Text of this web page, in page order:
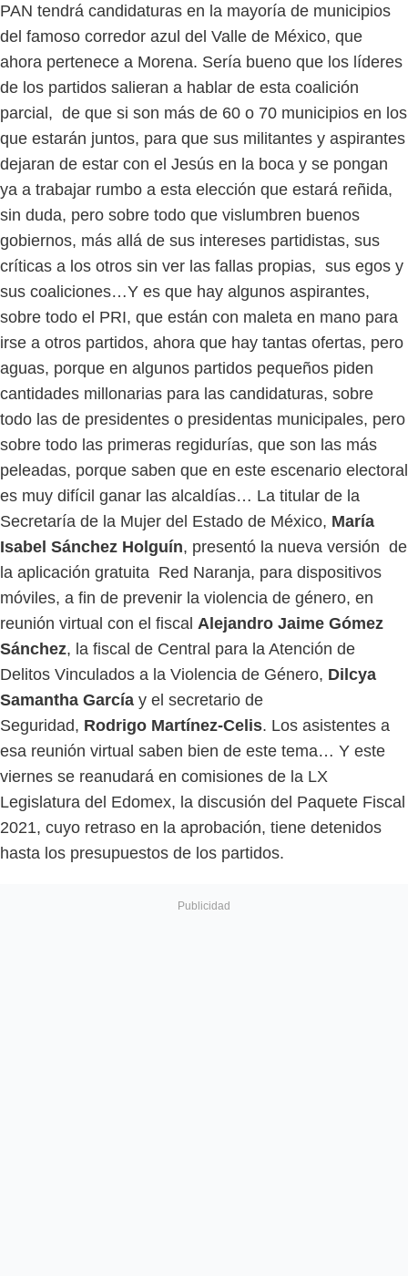
PAN tendrá candidaturas en la mayoría de municipios
del famoso corredor azul del Valle de México, que
ahora pertenece a Morena. Sería bueno que los líderes
de los partidos salieran a hablar de esta coalición
parcial, de que si son más de 60 o 70 municipios en los
que estarán juntos, para que sus militantes y aspirantes
dejaran de estar con el Jesús en la boca y se pongan
ya a trabajar rumbo a esta elección que estará reñida,
sin duda, pero sobre todo que vislumbren buenos
gobiernos, más allá de sus intereses partidistas, sus
críticas a los otros sin ver las fallas propias, sus egos y
sus coaliciones…Y es que hay algunos aspirantes,
sobre todo el PRI, que están con maleta en mano para
irse a otros partidos, ahora que hay tantas ofertas, pero
aguas, porque en algunos partidos pequeños piden
cantidades millonarias para las candidaturas, sobre
todo las de presidentes o presidentas municipales, pero
sobre todo las primeras regidurías, que son las más
peleadas, porque saben que en este escenario electoral
es muy difícil ganar las alcaldías… La titular de la
Secretaría de la Mujer del Estado de México, María
Isabel Sánchez Holguín, presentó la nueva versión de
la aplicación gratuita Red Naranja, para dispositivos
móviles, a fin de prevenir la violencia de género, en
reunión virtual con el fiscal Alejandro Jaime Gómez
Sánchez, la fiscal de Central para la Atención de
Delitos Vinculados a la Violencia de Género, Dilcya
Samantha García y el secretario de
Seguridad, Rodrigo Martínez-Celis. Los asistentes a
esa reunión virtual saben bien de este tema… Y este
viernes se reanudará en comisiones de la LX
Legislatura del Edomex, la discusión del Paquete Fiscal
2021, cuyo retraso en la aprobación, tiene detenidos
hasta los presupuestos de los partidos.